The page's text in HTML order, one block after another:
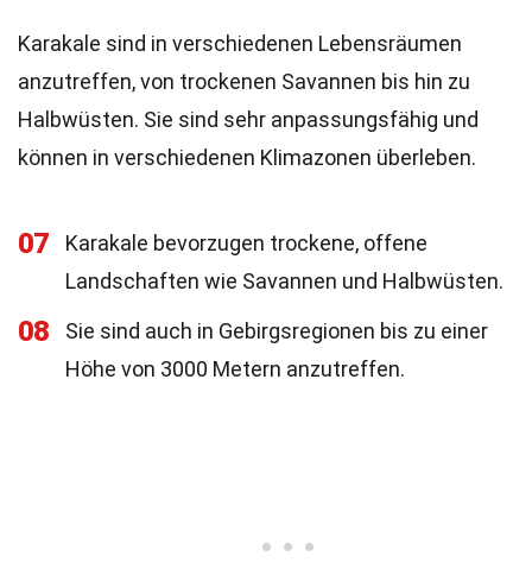
Karakale sind in verschiedenen Lebensräumen
anzutreffen, von trockenen Savannen bis hin zu
Halbwüsten. Sie sind sehr anpassungsfähig und
können in verschiedenen Klimazonen überleben.
07
Karakale bevorzugen trockene, offene
Landschaften wie Savannen und Halbwüsten.
08
Sie sind auch in Gebirgsregionen bis zu einer
Höhe von 3000 Metern anzutreffen.